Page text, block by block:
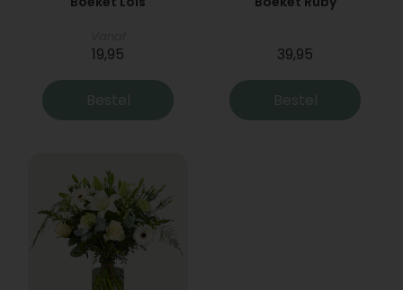
19,95
Bestel
39,95
Bestel